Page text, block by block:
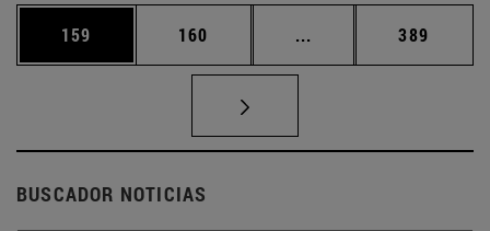
Página
159 Página
160 ... Páginas intermedias
Página
389
BUSCADOR NOTICIAS